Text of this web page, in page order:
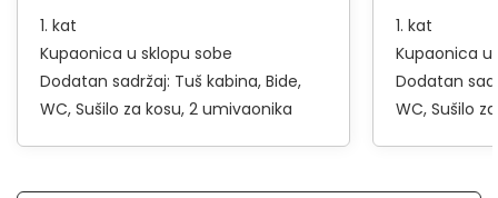
1. kat
Kupaonica u sklopu sobe
Dodatan sadržaj: Tuš kabina Bide
WC Sušilo za kosu 2 umivaonika
1. kat
Kupaonica u
Dodatan
WC Sušilo